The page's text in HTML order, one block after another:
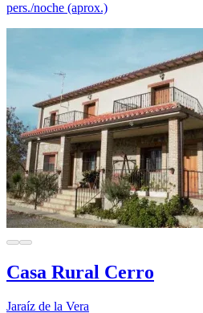
pers./noche (aprox.)
Casa Rural Cerro
Jaraíz de la Vera